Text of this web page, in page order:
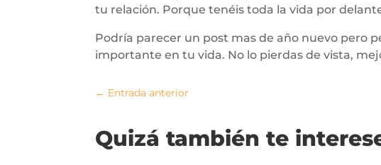
tu relación. Porque tenéis toda la vida por
Podría parecer un post mas de año nuevo pero
importante en tu vida. No lo pierdas de vista,
← Entrada anterior
Quizá también te